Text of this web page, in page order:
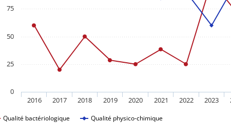
Qualité bactériologique Qualité physico-chimique
2016 2017 2018 2019 2020 2021 2022 2023
0
25
50
75